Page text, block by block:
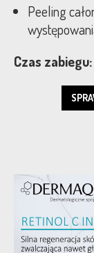
Peeling
Czas